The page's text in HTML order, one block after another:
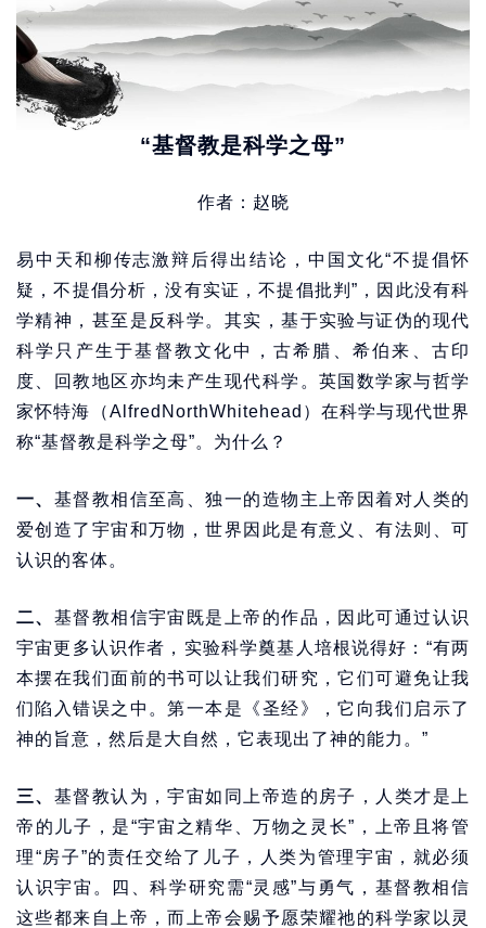
“基督教是科学之母”
作者：赵晓
易中天和柳传志激辩后得出结论，中国文化“不提倡怀
疑，不提倡分析，没有实证，不提倡批判”，因此没有科
学精神，甚至是反科学。其实，基于实验与证伪的现代
科学只产生于基督教文化中，古希腊、希伯来、古印
度、回教地区亦均未产生现代科学。英国数学家与哲学
家怀特海（AlfredNorthWhitehead）在科学与现代世界
称“基督教是科学之母”。为什么？
一、 基督教相信至高、独一的造物主上帝因着对人类的
爱创造了宇宙和万物，世界因此是有意义、有法则、可
认识的客体。
二、 基督教相信宇宙既是上帝的作品，因此可通过认识
宇宙更多认识作者，实验科学奠基人培根说得好：“有两
本摆在我们面前的书可以让我们研究，它们可避免让我
们陷入错误之中。第一本是《圣经》，它向我们启示了
神的旨意，然后是大自然，它表现出了神的能力。”
三、 基督教认为，宇宙如同上帝造的房子，人类才是上
帝的儿子，是“宇宙之精华、万物之灵长”，上帝且将管
理“房子”的责任交给了儿子，人类为管理宇宙，就必须
认识宇宙。四、科学研究需“灵感”与勇气，基督教相信
这些都来自上帝，而上帝会赐予愿荣耀祂的科学家以灵